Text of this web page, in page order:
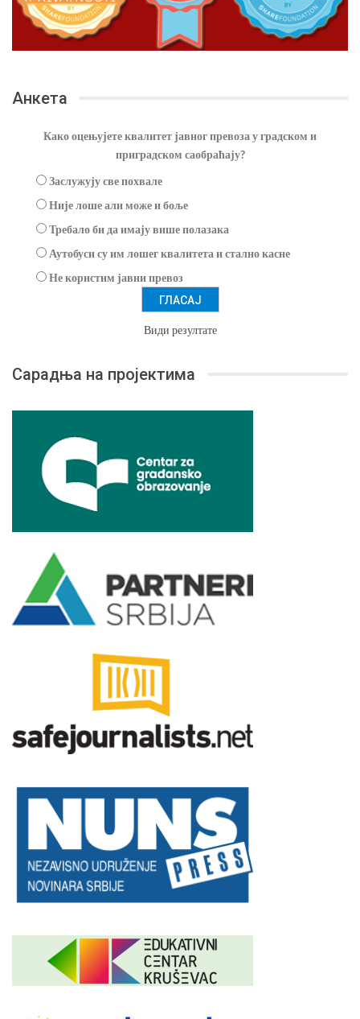
Анкета
Како оцењујете квалитет јавног превоза у градском и
приградском саобраћају?
Заслужују све похвале
Није лоше али може и боље
Требало би да имају више полазака
Аутобуси су им лошег квалитета и стално касне
Не користим јавни превоз
Види резултате
Сарадња на пројектима